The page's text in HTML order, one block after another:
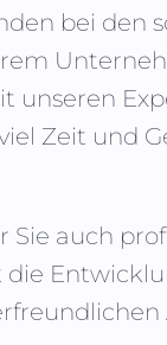
bei den
unseren
Zeit und
Sie auch
die